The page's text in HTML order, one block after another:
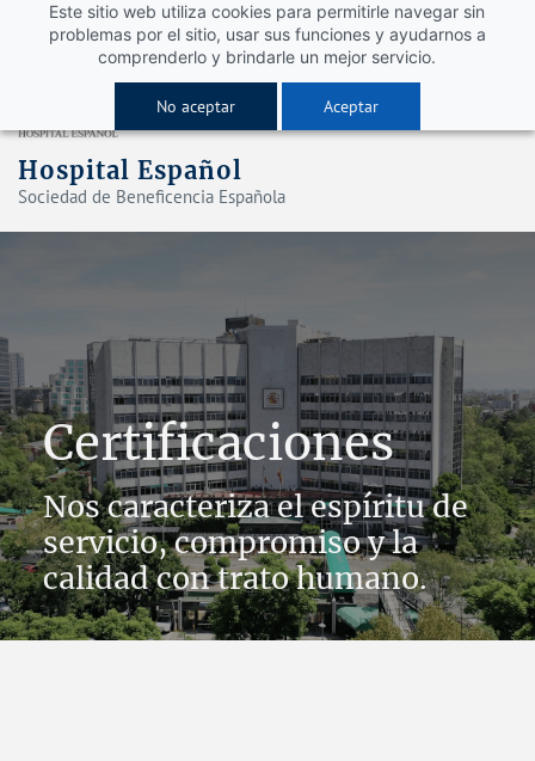
Este sitio web utiliza cookies para permitirle navegar sin
problemas por el sitio, usar sus funciones y ayudarnos a
comprenderlo y brindarle un mejor servicio.
No aceptar Aceptar
Hospital Español
Sociedad de Beneficencia Española
Certificaciones
Nos caracteriza el espíritu de
servicio, compromiso y la
calidad con trato humano.